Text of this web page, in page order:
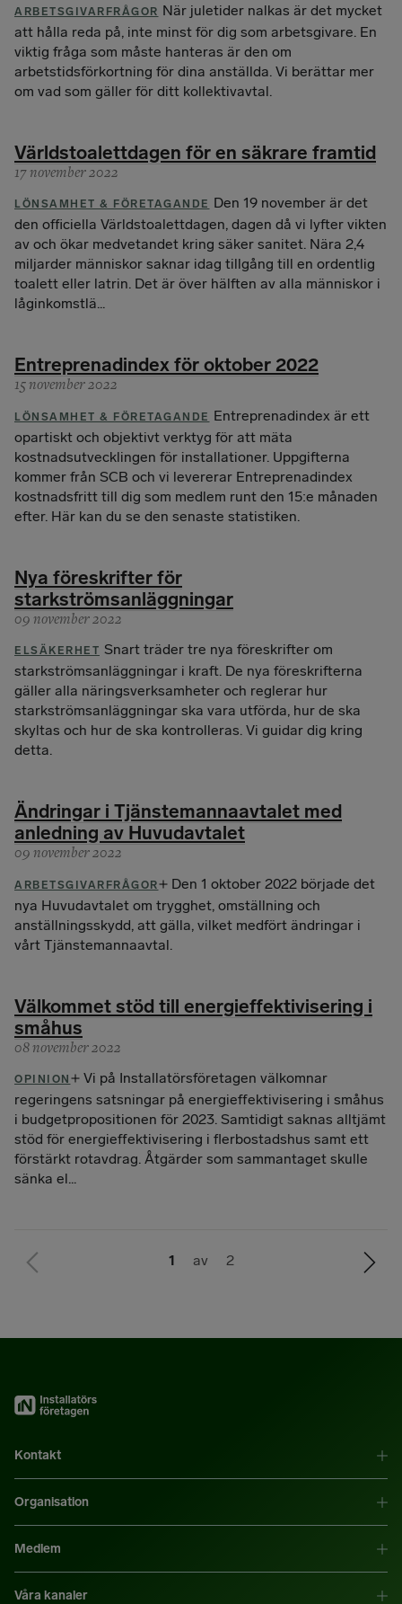
ARBETSGIVARFRÅGOR När juletider nalkas är det mycket
att hålla reda på, inte minst för dig som arbetsgivare. En
viktig fråga som måste hanteras är den om
arbetstidsförkortning för dina anställda. Vi berättar mer
om vad som gäller för ditt kollektivavtal.
Världstoalettdagen för en säkrare framtid
17 november 2022
LÖNSAMHET & FÖRETAGANDE Den 19 november är det
den officiella Världstoalettdagen, dagen då vi lyfter vikten
av och ökar medvetandet kring säker sanitet. Nära 2,4
miljarder människor saknar idag tillgång till en ordentlig
toalett eller latrin. Det är över hälften av alla människor i
låginkomstlä...
Entreprenadindex för oktober 2022
15 november 2022
LÖNSAMHET & FÖRETAGANDE Entreprenadindex är ett
opartiskt och objektivt verktyg för att mäta
kostnadsutvecklingen för installationer. Uppgifterna
kommer från SCB och vi levererar Entreprenadindex
kostnadsfritt till dig som medlem runt den 15:e månaden
efter. Här kan du se den senaste statistiken.
Nya föreskrifter för
starkströmsanläggningar
09 november 2022
ELSÄKERHET Snart träder tre nya föreskrifter om
starkströmsanläggningar i kraft. De nya föreskrifterna
gäller alla näringsverksamheter och reglerar hur
starkströmsanläggningar ska vara utförda, hur de ska
skyltas och hur de ska kontrolleras. Vi guidar dig kring
detta.
Ändringar i Tjänstemannaavtalet med
anledning av Huvudavtalet
09 november 2022
ARBETSGIVARFRÅGOR
Den 1 oktober 2022 började det
nya Huvudavtalet om trygghet, omställning och
anställningsskydd, att gälla, vilket medfört ändringar i
vårt Tjänstemannaavtal.
Välkommet stöd till energieffektivisering i
småhus
08 november 2022
OPINION
Vi på Installatörsföretagen välkomnar
regeringens satsningar på energieffektivisering i småhus
i budgetpropositionen för 2023. Samtidigt saknas alltjämt
stöd för energieffektivisering i flerbostadshus samt ett
förstärkt rotavdrag. Åtgärder som sammantaget skulle
sänka el...
Du
1 av 2
Nästa
sida
Kontakt
Organisation
Medlem
Våra kanaler